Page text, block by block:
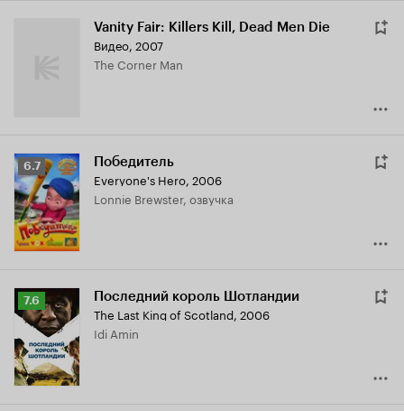
Vanity Fair: Killers Kill, Dead Men Die
Видео, 2007
The Corner Man
Рейтинг
Кинопоиска
6.7
6.7 Победитель
Everyone's Hero, 2006
Lonnie Brewster, озвучка
Рейтинг
Кинопоиска
7.6 Последний король Шотландии
The Last King of Scotland, 2006
Idi Amin